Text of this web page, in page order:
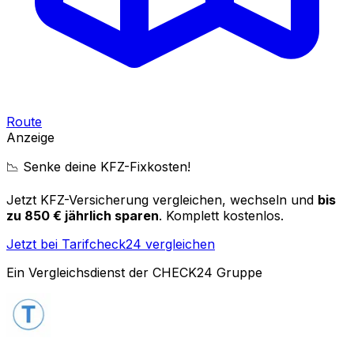
Route
Anzeige
📉 Senke deine KFZ-Fixkosten!
Jetzt KFZ-Versicherung vergleichen, wechseln und bis
zu 850 € jährlich sparen. Komplett kostenlos.
Jetzt bei Tarifcheck24 vergleichen
Ein Vergleichsdienst der CHECK24 Gruppe